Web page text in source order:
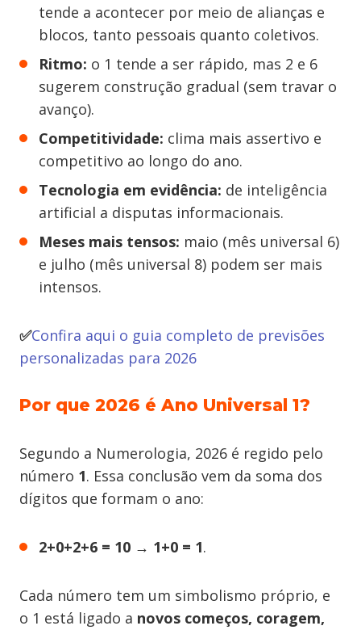
tende a acontecer por meio de alianças e
blocos, tanto pessoais quanto coletivos.
Ritmo: o 1 tende a ser rápido, mas 2 e 6
sugerem construção gradual (sem travar o
avanço).
Competitividade: clima mais assertivo e
competitivo ao longo do ano.
Tecnologia em evidência: de inteligência
artificial a disputas informacionais.
Meses mais tensos: maio (mês universal 6)
e julho (mês universal 8) podem ser mais
intensos.
✅Confira aqui o guia completo de previsões
personalizadas para 2026
Por que 2026 é Ano Universal 1?
Segundo a Numerologia, 2026 é regido pelo
número 1. Essa conclusão vem da soma dos
dígitos que formam o ano:
2+0+2+6 = 10 → 1+0 = 1.
Cada número tem um simbolismo próprio, e
o 1 está ligado a novos começos, coragem,